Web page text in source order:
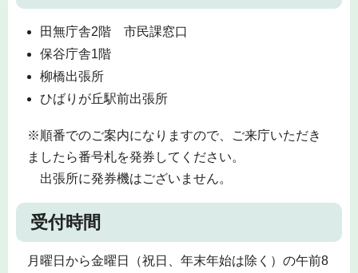
田無庁舎2階 市民課窓口
保谷庁舎1階
柳橋出張所
ひばりが丘駅前出張所
※順番でのご案内になりますので、ご来庁いただき
ましたら番号札を発券してください。
出張所に発券機はございません。
受付時間
月曜日から金曜日（祝日、年末年始は除く）の午前8